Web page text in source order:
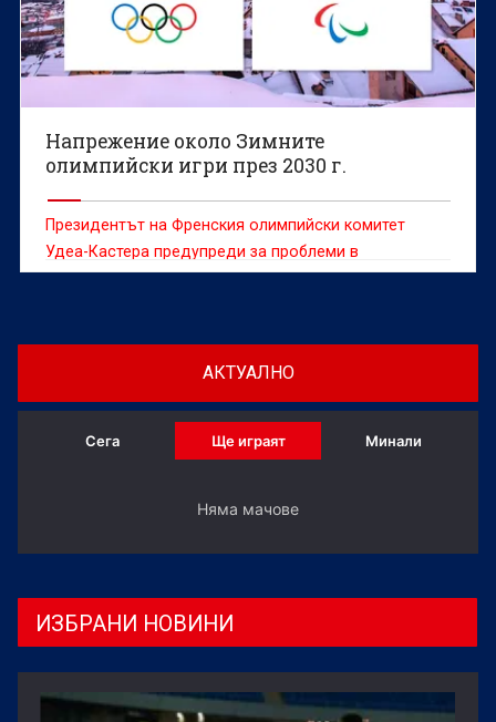
Напрежение около Зимните
олимпийски игри през 2030 г.
Президентът на Френския олимпийски комитет
Удеа-Кастера предупреди за проблеми в
управлението
АКТУАЛНО
Сега Ще играят Минали
Няма мачове
ИЗБРАНИ НОВИНИ